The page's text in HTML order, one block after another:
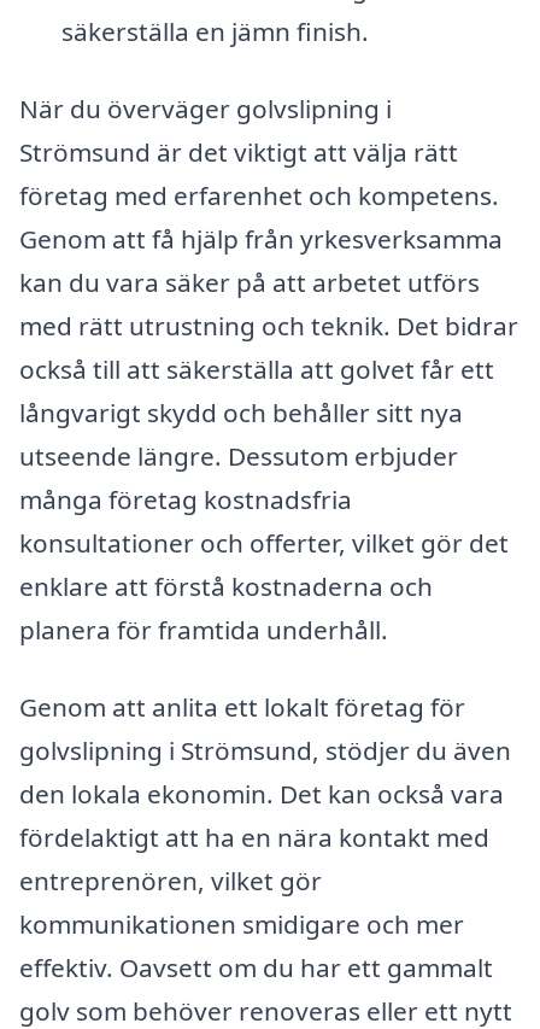
säkerställa en jämn finish.
När du överväger golvslipning i
Strömsund är det viktigt att välja rätt
företag med erfarenhet och kompetens.
Genom att få hjälp från yrkesverksamma
kan du vara säker på att arbetet utförs
med rätt utrustning och teknik. Det bidrar
också till att säkerställa att golvet får ett
långvarigt skydd och behåller sitt nya
utseende längre. Dessutom erbjuder
många företag kostnadsfria
konsultationer och offerter, vilket gör det
enklare att förstå kostnaderna och
planera för framtida underhåll.
Genom att anlita ett lokalt företag för
golvslipning i Strömsund, stödjer du även
den lokala ekonomin. Det kan också vara
fördelaktigt att ha en nära kontakt med
entreprenören, vilket gör
kommunikationen smidigare och mer
effektiv. Oavsett om du har ett gammalt
golv som behöver renoveras eller ett nytt